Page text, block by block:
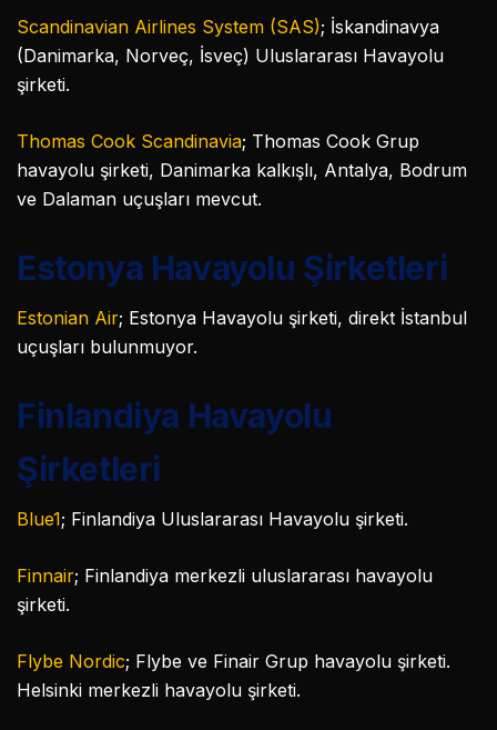
Scandinavian Airlines System (SAS); İskandinavya
(Danimarka, Norveç, İsveç) Uluslararası Havayolu
şirketi.
Thomas Cook Scandinavia; Thomas Cook Grup
havayolu şirketi, Danimarka kalkışlı, Antalya, Bodrum
ve Dalaman uçuşları mevcut.
Estonya Havayolu Şirketleri
Estonian Air; Estonya Havayolu şirketi, direkt İstanbul
uçuşları bulunmuyor.
Finlandiya Havayolu
Şirketleri
Blue1; Finlandiya Uluslararası Havayolu şirketi.
Finnair; Finlandiya merkezli uluslararası havayolu
şirketi.
Flybe Nordic; Flybe ve Finair Grup havayolu şirketi.
Helsinki merkezli havayolu şirketi.